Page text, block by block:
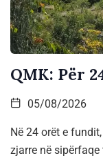
QMK: Për
05/08/2026
Në 24 orët e
zjarre në